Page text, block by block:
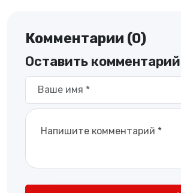
Комментарии (0)
Оставить комментарий